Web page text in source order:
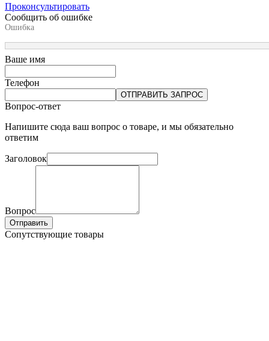
Проконсультировать
Сообщить об ошибке
Ошибка
Ваше имя
Телефон
ОТПРАВИТЬ ЗАПРОС
Вопрос-ответ
Напишите сюда ваш вопрос о товаре, и мы обязательно
ответим
Заголовок
Вопрос
Отправить
Сопутствующие товары